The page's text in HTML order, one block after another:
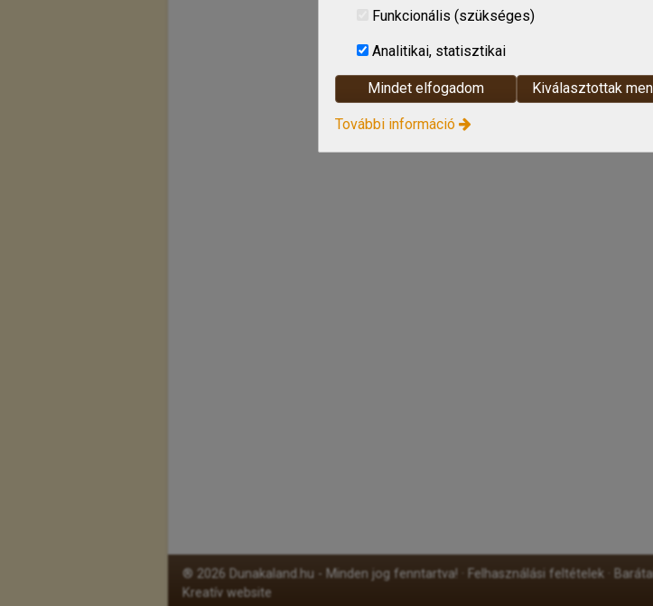
® 2026 Dunakaland.hu - Minden jog fenntartva! Felhasználási feltételek
Kreatív website
Funkcionális (szükséges)
Analitikai, statisztikai
Mindet elfogadom Kiválasztottak
További információ